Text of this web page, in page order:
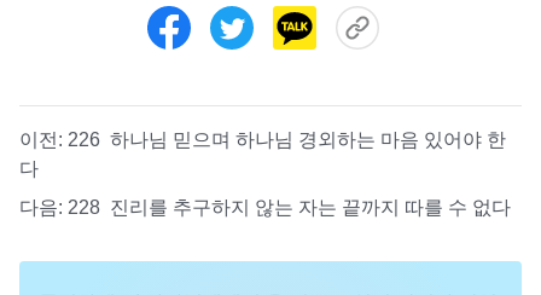
이전: 226 하나님 믿으며 하나님 경외하는 마음 있어야 한
다
다음: 228 진리를 추구하지 않는 자는 끝까지 따를 수 없다